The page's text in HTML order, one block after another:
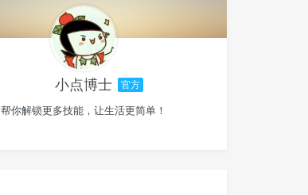
小点博士 官方
帮你解锁更多技能，让生活更简单！